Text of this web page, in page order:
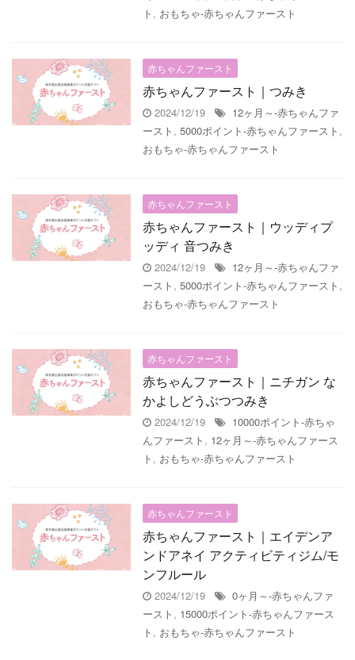
ト , おもちゃ-赤ちゃんファースト
赤ちゃんファースト
赤ちゃんファースト｜つみき
2024/12/19
12ヶ月～-赤ちゃんファ
ースト , 5000ポイント-赤ちゃんファースト ,
おもちゃ-赤ちゃんファースト
赤ちゃんファースト
赤ちゃんファースト｜ウッディプ
ッディ 音つみき
2024/12/19
12ヶ月～-赤ちゃんファ
ースト , 5000ポイント-赤ちゃんファースト ,
おもちゃ-赤ちゃんファースト
赤ちゃんファースト
赤ちゃんファースト｜ニチガン な
かよしどうぶつつみき
2024/12/19
10000ポイント-赤ちゃ
んファースト , 12ヶ月～-赤ちゃんファース
ト , おもちゃ-赤ちゃんファースト
赤ちゃんファースト
赤ちゃんファースト｜エイデンア
ンドアネイ アクティビティジム/モ
ンフルール
2024/12/19
0ヶ月～-赤ちゃんファ
ースト , 15000ポイント-赤ちゃんファース
ト , おもちゃ-赤ちゃんファースト